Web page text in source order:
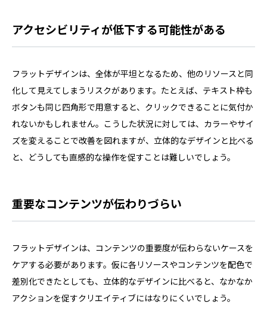
アクセシビリティが低下する可能性がある
フラットデザインは、全体が平坦となるため、他のリソースと同
化して見えてしまうリスクがあります。たとえば、テキスト枠も
ボタンも同じ四角形で用意すると、クリックできることに気付か
れないかもしれません。こうした状況に対しては、カラーやサイ
ズを変えることで改善を図れますが、立体的なデザインと比べる
と、どうしても直感的な操作を促すことは難しいでしょう。
重要なコンテンツが伝わりづらい
フラットデザインは、コンテンツの重要度が伝わらないケースを
ケアする必要があります。仮に各リソースやコンテンツを配色で
差別化できたとしても、立体的なデザインに比べると、なかなか
アクションを促すクリエイティブにはなりにくいでしょう。